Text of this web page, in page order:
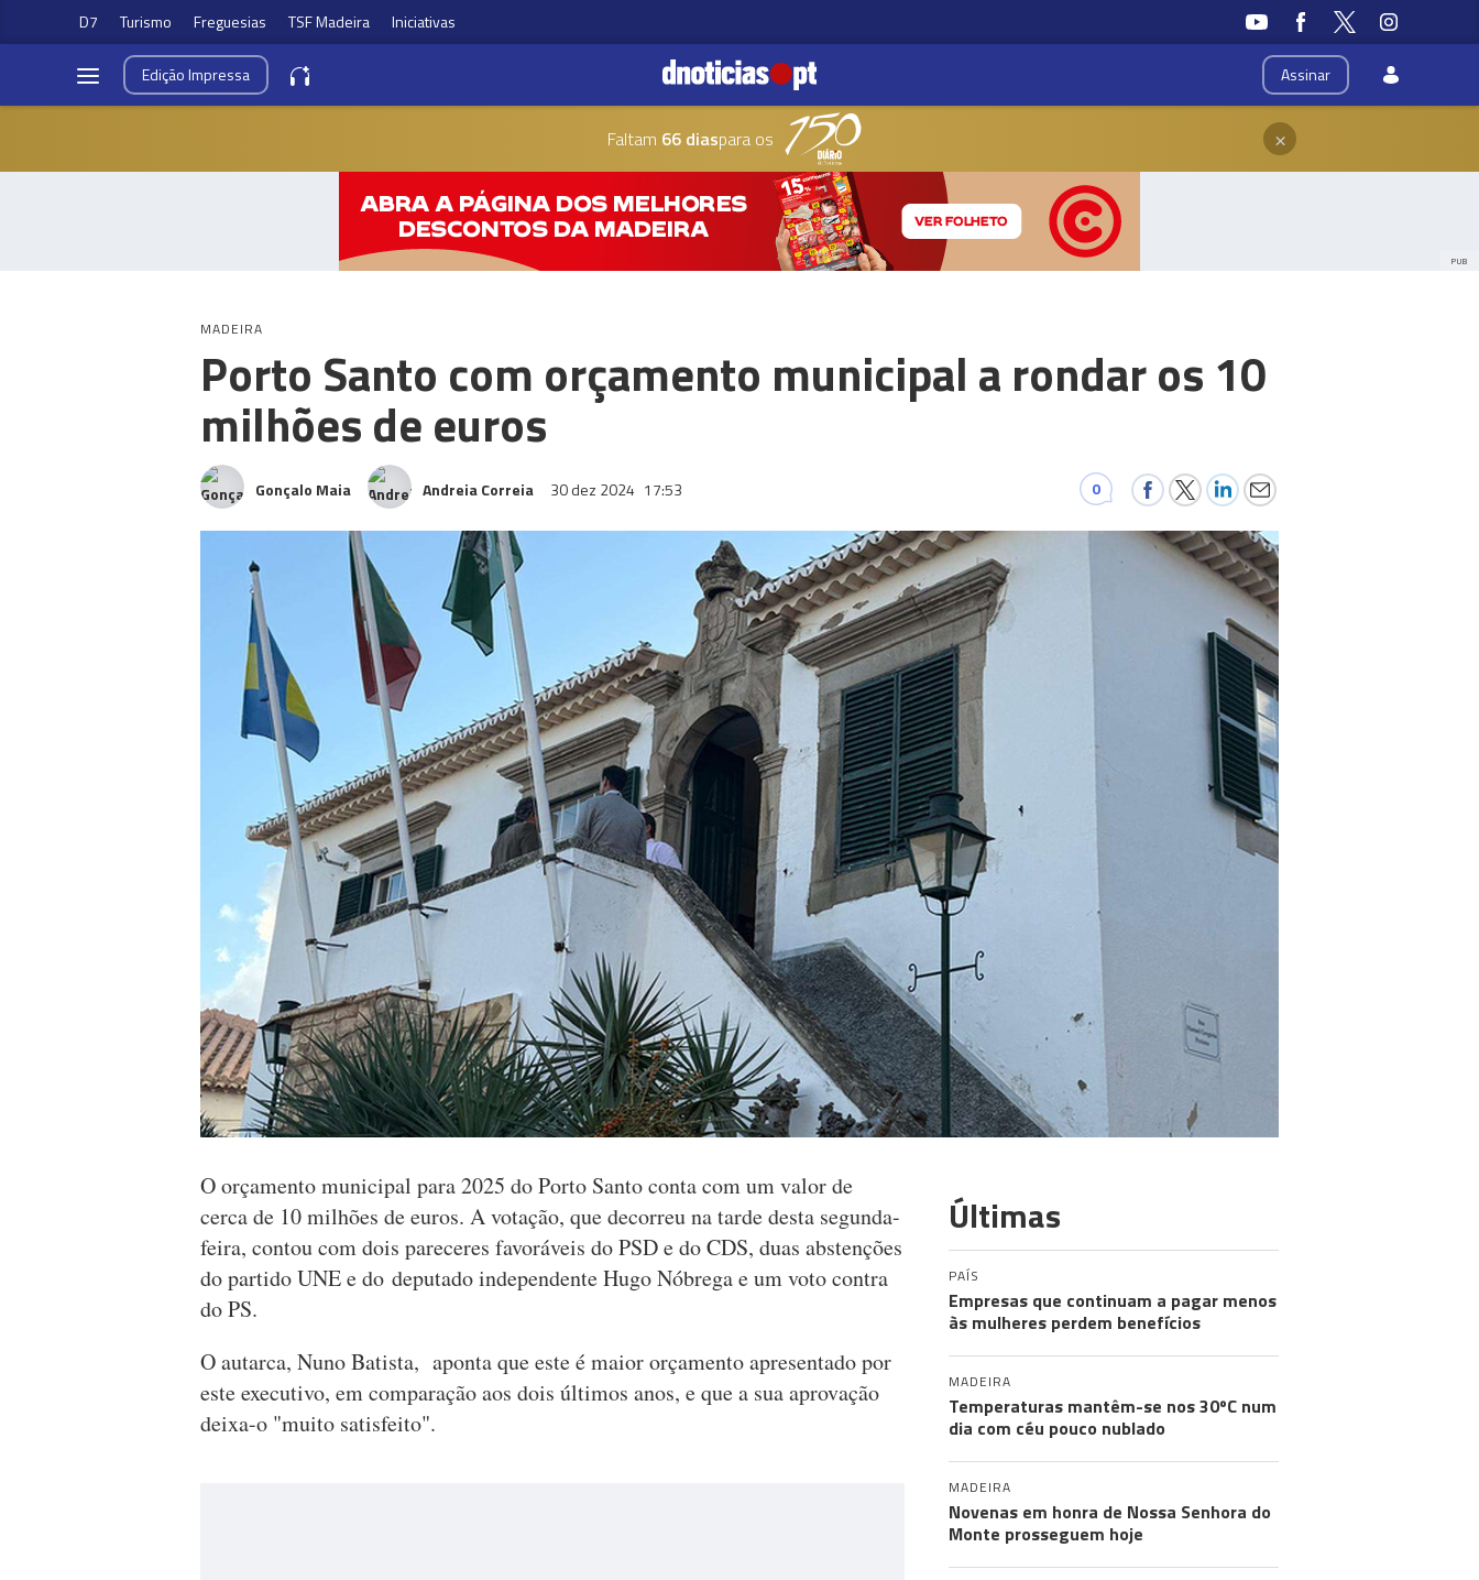
D7 Turismo Freguesias TSF Madeira Iniciativas
Assinar
EdiçãoImpressa
Faltam 66 diaspara os ×
PUB
MADEIRA
Porto Santo com orçamento municipal a rondar os 10
milhões de euros
Gonçalo Maia Andreia Correia 30 dez 2024 17:53 0
O orçamento municipal para 2025 do Porto Santo conta com um valor de
cerca de 10 milhões de euros. A votação, que decorreu na tarde desta segunda-
feira, contou com dois pareceres favoráveis do PSD e do CDS, duas abstenções
do partido UNE e do deputado independente Hugo Nóbrega e um voto contra
do PS.
O autarca, Nuno Batista, aponta que este é maior orçamento apresentado por
este executivo, em comparação aos dois últimos anos, e que a sua aprovação
deixa-o "muito satisfeito".
Últimas
PAÍS
Empresas que continuam a pagar menos
às mulheres perdem benefícios
MADEIRA
Temperaturas mantêm-se nos 30ºC num
dia com céu pouco nublado
MADEIRA
Novenas em honra de Nossa Senhora do
Monte prosseguem hoje